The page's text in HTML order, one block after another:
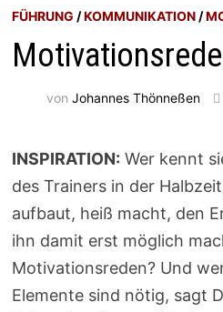
FÜHRUNG /KOMMUNIKATION /
vonJohannes Thönneßen
INSPIRATION: Wer kennt
des Trainers in der
aufbaut, heiß macht, den
ihn damit erst möglich
Motivationsreden? Und
Elemente sind nötig, sagt